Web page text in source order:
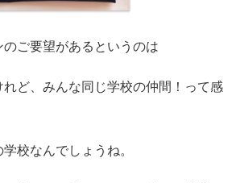
ご要望があるというのは
ど、みんな同じ学校の仲間！って感
校なんでしょうね。